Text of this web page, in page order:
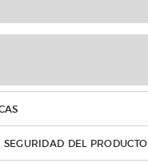
DEL PRODUCTO